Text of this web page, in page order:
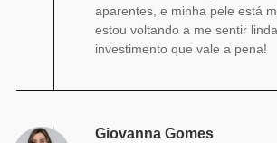
aparentes, e minha pele está
estou voltando a me sentir
investimento que vale a pena!
Giovanna Gomes